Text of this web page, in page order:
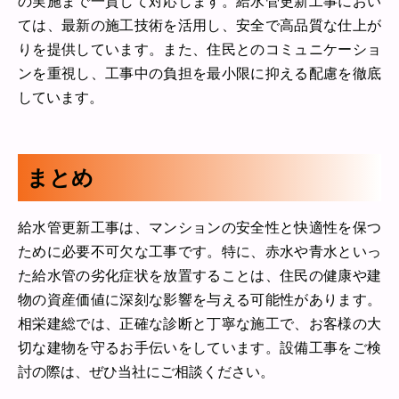
ては、最新の施工技術を活用し、安全で高品質な仕上が
りを提供しています。また、住民とのコミュニケーショ
ンを重視し、工事中の負担を最小限に抑える配慮を徹底
しています。
まとめ
給水管更新工事は、マンションの安全性と快適性を保つ
ために必要不可欠な工事です。特に、赤水や青水といっ
た給水管の劣化症状を放置することは、住民の健康や建
物の資産価値に深刻な影響を与える可能性があります。
相栄建総では、正確な診断と丁寧な施工で、お客様の大
切な建物を守るお手伝いをしています。設備工事をご検
討の際は、ぜひ当社にご相談ください。